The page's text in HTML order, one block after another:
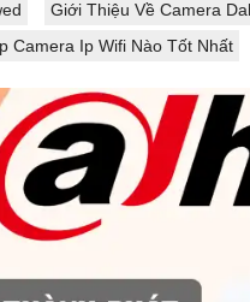
Giới Thiệu Về Camera
Camera Ip Wifi Nào Tốt Nhất